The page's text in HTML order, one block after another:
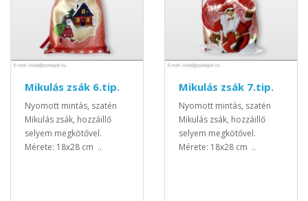
Mikulás zsák 6.tip.
Nyomott mintás, szatén
Mikulás zsák, hozzáillő
selyem megkötővel.
Mérete: 18x28 cm ..
Mikulás zsák 7.tip.
Nyomott mintás, szatén
Mikulás zsák, hozzáillő
selyem megkötővel.
Mérete: 18x28 cm ..